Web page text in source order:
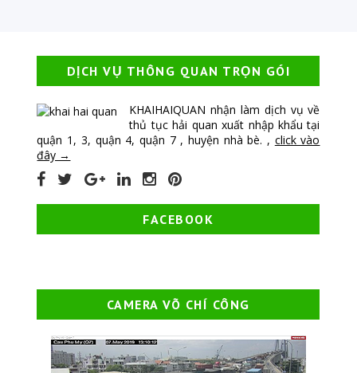
DỊCH VỤ THÔNG QUAN TRỌN GÓI
KHAIHAIQUAN nhận làm dịch vụ về
thủ tục hải quan xuất nhập khẩu tại
quận 1, 3, quận 4, quận 7 , huyện nhà bè. , click vào
đây →
FACEBOOK
CAMERA VÕ CHÍ CÔNG